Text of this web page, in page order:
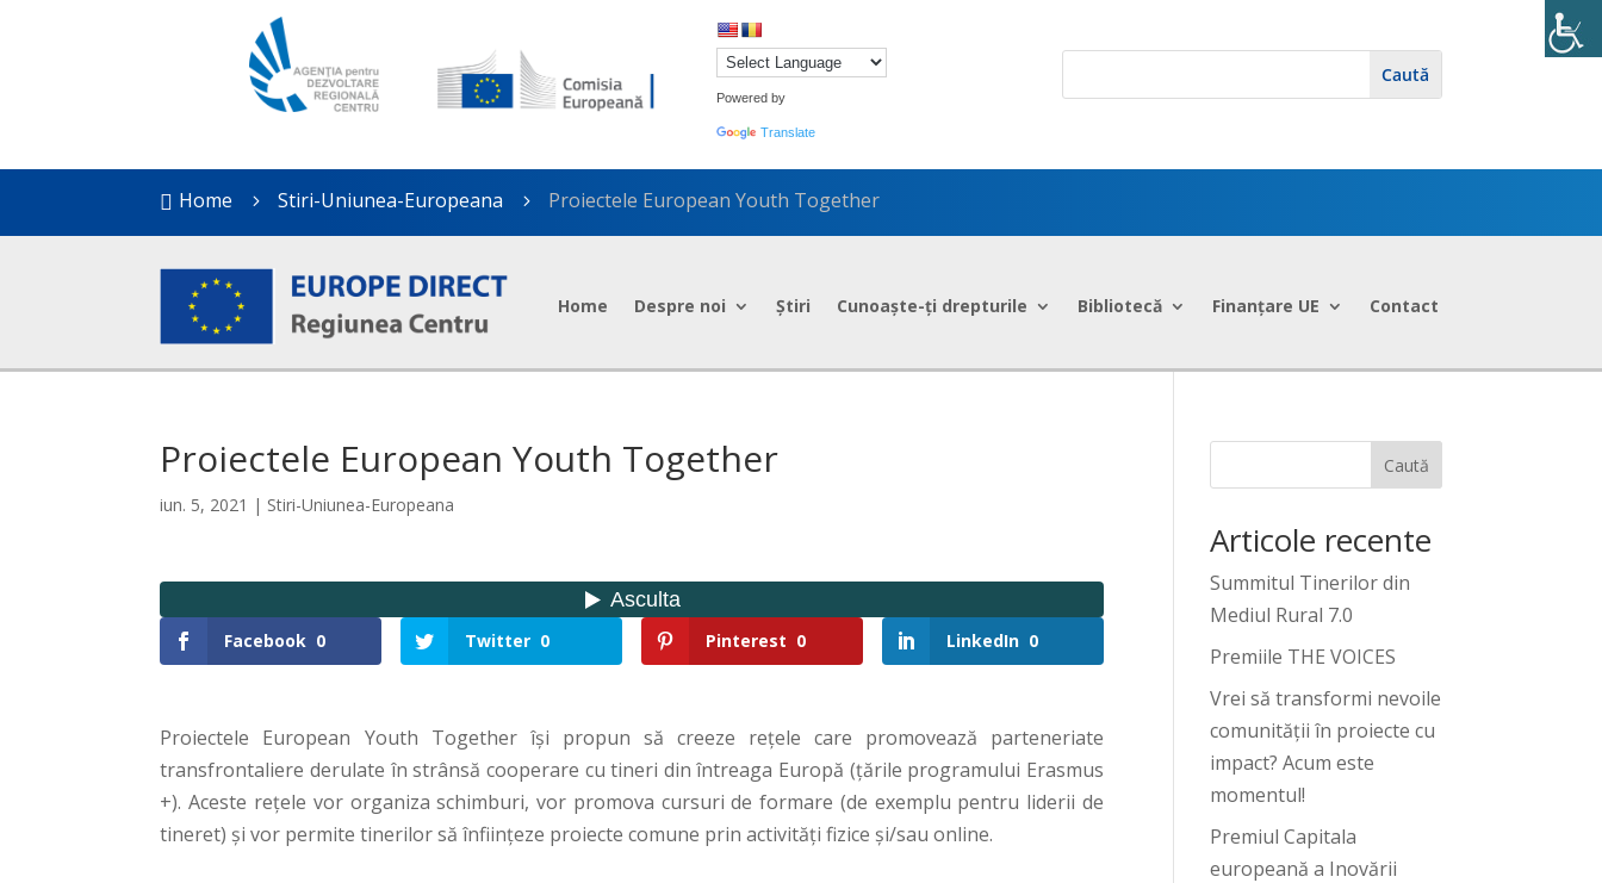
Powered by
Translate
 Home 5 Stiri-Uniunea-Europeana 5 Proiectele European Youth Together
Home Despre noi Știri Cunoaște-ți drepturile Bibliotecă Finanțare UE Contact
Proiectele European Youth Together
iun. 5, 2021 | Stiri-Uniunea-Europeana
Facebook 0 Twitter 0 Pinterest 0 LinkedIn 0
Proiectele European Youth Together își propun să creeze rețele care promovează parteneriate
transfrontaliere derulate în strânsă cooperare cu tineri din întreaga Europă (țările programului Erasmus
+). Aceste rețele vor organiza schimburi, vor promova cursuri de formare (de exemplu pentru liderii de
tineret) și vor permite tinerilor să înființeze proiecte comune prin activități fizice și/sau online.
Caută
Articole recente
Summitul Tinerilor din
Mediul Rural 7.0
Premiile THE VOICES
Vrei să transformi nevoile
comunității în proiecte cu
impact? Acum este
momentul!
Premiul Capitala
europeană a Inovării